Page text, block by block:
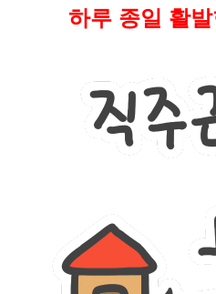
하루 종일 활